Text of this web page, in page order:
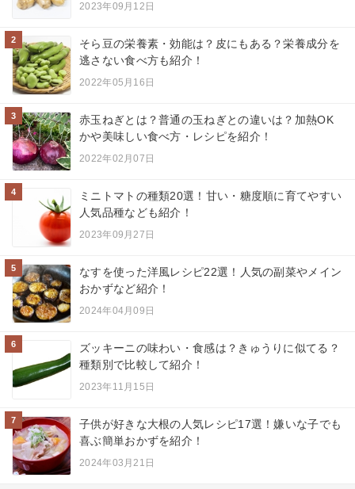
2023年09月12日
2
そら豆の栄養素・効能は？皮にもある？栄養成分を
逃さない食べ方も紹介！
2022年05月16日
3
赤玉ねぎとは？普通の玉ねぎとの違いは？加熱OK
かや美味しい食べ方・レシピを紹介！
2022年02月07日
4
ミニトマトの種類20選！甘い・糖度順に育てやすい
人気品種なども紹介！
2023年09月27日
5
なすを使った洋風レシピ22選！人気の副菜やメイン
おかずなど紹介！
2024年04月09日
6
ズッキーニの味わい・食感は？きゅうりに似てる？
種類別で比較して紹介！
2023年11月15日
7
子供が好きな大根の人気レシピ17選！嫌いな子でも
喜ぶ簡単おかずを紹介！
2024年03月21日